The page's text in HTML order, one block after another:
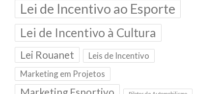
Lei de Incentivo ao Esporte
Lei de Incentivo à Cultura
Lei Rouanet
Leis de Incentivo
Marketing em Projetos